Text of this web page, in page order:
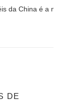
da China é a
DE